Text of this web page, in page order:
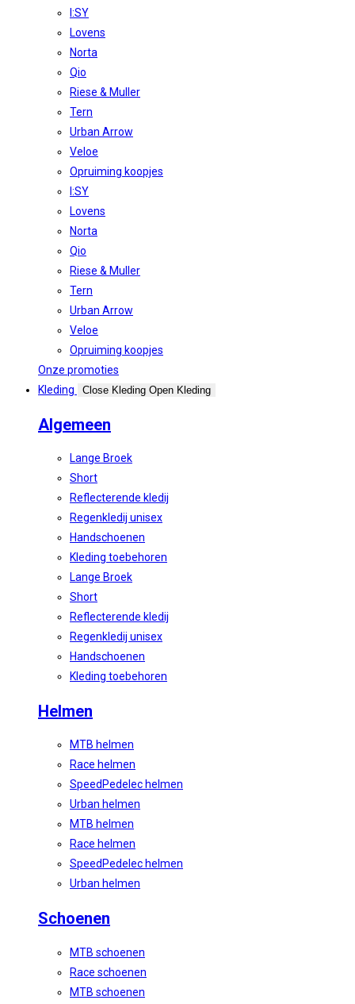
I:SY
Lovens
Norta
Qio
Riese & Muller
Tern
Urban Arrow
Veloe
Opruiming koopjes
I:SY
Lovens
Norta
Qio
Riese & Muller
Tern
Urban Arrow
Veloe
Opruiming koopjes
Onze promoties
Kleding
Close Kleding Open Kleding
Algemeen
Lange Broek
Short
Reflecterende kledij
Regenkledij unisex
Handschoenen
Kleding toebehoren
Lange Broek
Short
Reflecterende kledij
Regenkledij unisex
Handschoenen
Kleding toebehoren
Helmen
MTB helmen
Race helmen
SpeedPedelec helmen
Urban helmen
MTB helmen
Race helmen
SpeedPedelec helmen
Urban helmen
Schoenen
MTB schoenen
Race schoenen
MTB schoenen